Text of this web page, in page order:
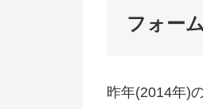
フォー
昨年(2014年)